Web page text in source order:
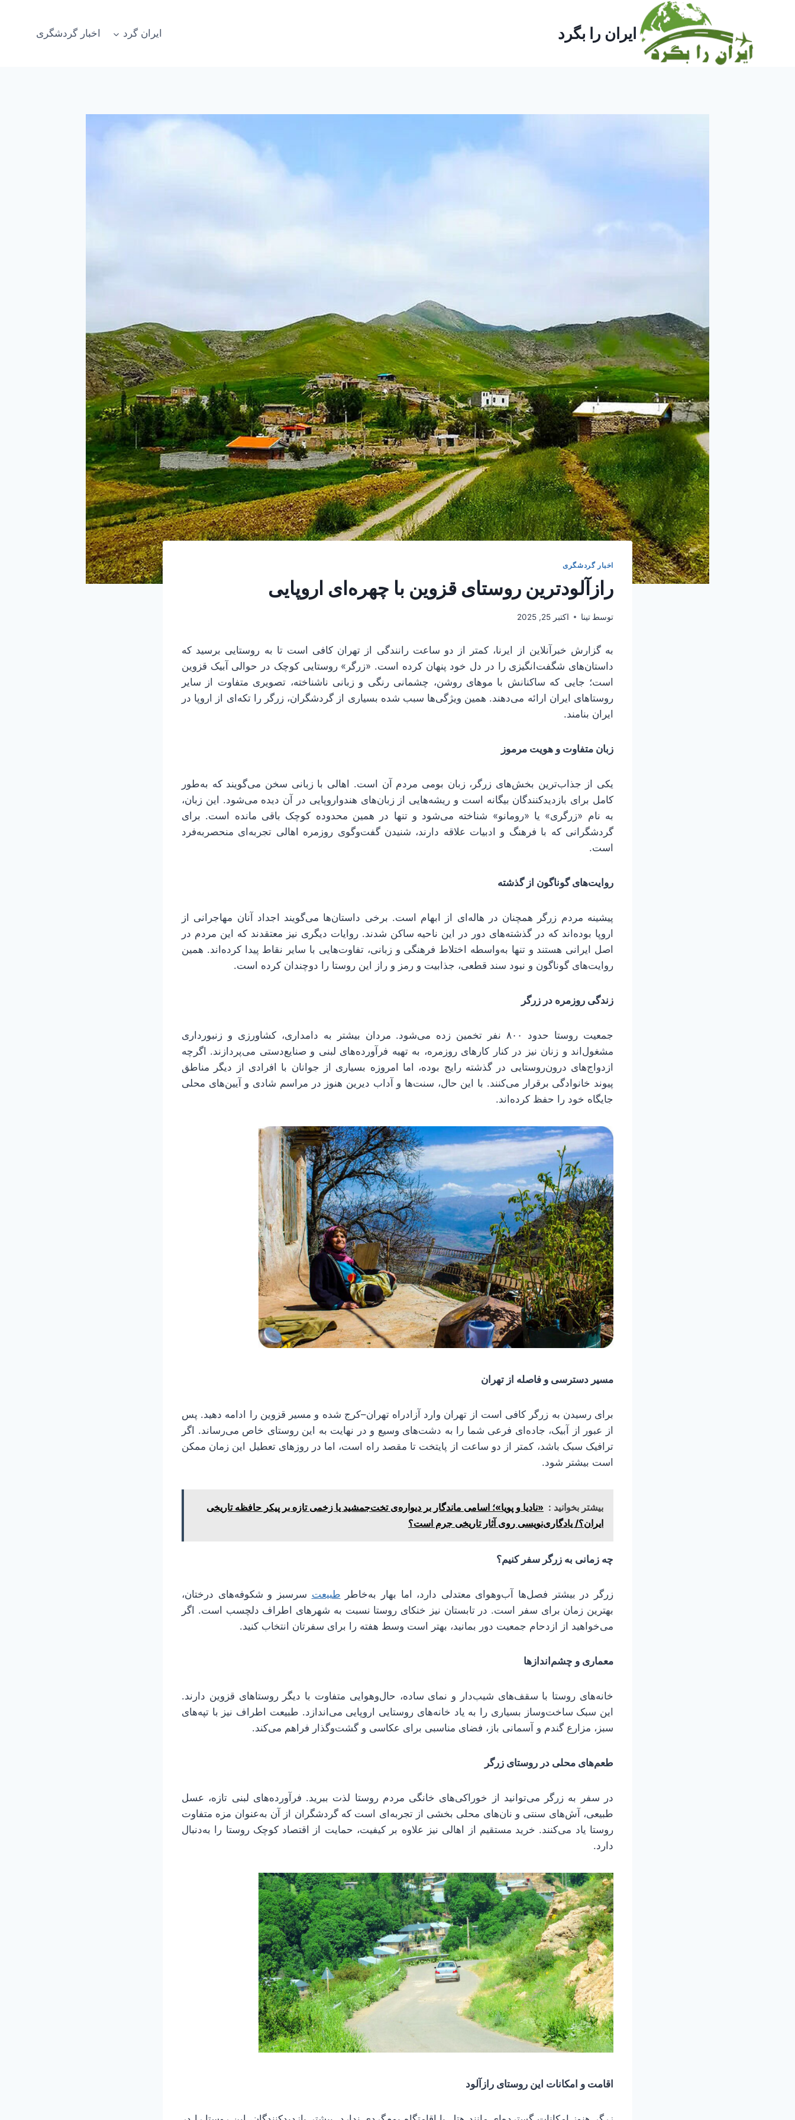
ایران را بگرد ایران گرد اخبار گردشگری
اخبار گردشگری
رازآلودترین روستای قزوین با چهره‌ای اروپایی
توسط تینا اکتبر 25, 2025
به گزارش خبرآنلاین از ایرنا، کمتر از دو ساعت رانندگی از تهران کافی است تا به روستایی برسید که
داستان‌های شگفت‌انگیزی را در دل خود پنهان کرده است. «زرگر» روستایی کوچک در حوالی آبیک قزوین
است؛ جایی که ساکنانش با موهای روشن، چشمانی رنگی و زبانی ناشناخته، تصویری متفاوت از سایر
روستاهای ایران ارائه می‌دهند. همین ویژگی‌ها سبب شده بسیاری از گردشگران، زرگر را تکه‌ای از اروپا در
ایران بنامند.
زبان متفاوت و هویت مرموز
یکی از جذاب‌ترین بخش‌های زرگر، زبان بومی مردم آن است. اهالی با زبانی سخن می‌گویند که به‌طور
کامل برای بازدیدکنندگان بیگانه است و ریشه‌هایی از زبان‌های هندواروپایی در آن دیده می‌شود. این زبان،
به نام «زرگری» یا «رومانو» شناخته می‌شود و تنها در همین محدوده کوچک باقی مانده است. برای
گردشگرانی که با فرهنگ و ادبیات علاقه دارند، شنیدن گفت‌وگوی روزمره اهالی تجربه‌ای منحصربه‌فرد
است.
روایت‌های گوناگون از گذشته
پیشینه مردم زرگر همچنان در هاله‌ای از ابهام است. برخی داستان‌ها می‌گویند اجداد آنان مهاجرانی از
اروپا بوده‌اند که در گذشته‌های دور در این ناحیه ساکن شدند. روایات دیگری نیز معتقدند که این مردم در
اصل ایرانی هستند و تنها به‌واسطه اختلاط فرهنگی و زبانی، تفاوت‌هایی با سایر نقاط پیدا کرده‌اند. همین
روایت‌های گوناگون و نبود سند قطعی، جذابیت و رمز و راز این روستا را دوچندان کرده است.
زندگی روزمره در زرگر
جمعیت روستا حدود ۸۰۰ نفر تخمین زده می‌شود. مردان بیشتر به دامداری، کشاورزی و زنبورداری
مشغول‌اند و زنان نیز در کنار کارهای روزمره، به تهیه فرآورده‌های لبنی و صنایع‌دستی می‌پردازند. اگرچه
ازدواج‌های درون‌روستایی در گذشته رایج بوده، اما امروزه بسیاری از جوانان با افرادی از دیگر مناطق
پیوند خانوادگی برقرار می‌کنند. با این حال، سنت‌ها و آداب دیرین هنوز در مراسم شادی و آیین‌های محلی
جایگاه خود را حفظ کرده‌اند.
مسیر دسترسی و فاصله از تهران
برای رسیدن به زرگر کافی است از تهران وارد آزادراه تهران–کرج شده و مسیر قزوین را ادامه دهید. پس
از عبور از آبیک، جاده‌ای فرعی شما را به دشت‌های وسیع و در نهایت به این روستای خاص می‌رساند. اگر
ترافیک سبک باشد، کمتر از دو ساعت از پایتخت تا مقصد راه است، اما در روزهای تعطیل این زمان ممکن
است بیشتر شود.
بیشتر بخوانید : «نادیا و پویا»؛ اسامی ماندگار بر دیواره‌ی تخت‌جمشید یا زخمی تازه بر پیکر حافظه تاریخی
ایران؟/ یادگاری‌نویسی روی آثار تاریخی جرم است؟
چه زمانی به زرگر سفر کنیم؟
زرگر در بیشتر فصل‌ها آب‌وهوای معتدلی دارد، اما بهار به‌خاطر طبیعت سرسبز و شکوفه‌های درختان،
بهترین زمان برای سفر است. در تابستان نیز خنکای روستا نسبت به شهرهای اطراف دلچسب است. اگر
می‌خواهید از ازدحام جمعیت دور بمانید، بهتر است وسط هفته را برای سفرتان انتخاب کنید.
معماری و چشم‌اندازها
خانه‌های روستا با سقف‌های شیب‌دار و نمای ساده، حال‌وهوایی متفاوت با دیگر روستاهای قزوین دارند.
این سبک ساخت‌وساز بسیاری را به یاد خانه‌های روستایی اروپایی می‌اندازد. طبیعت اطراف نیز با تپه‌های
سبز، مزارع گندم و آسمانی باز، فضای مناسبی برای عکاسی و گشت‌وگذار فراهم می‌کند.
طعم‌های محلی در روستای زرگر
در سفر به زرگر می‌توانید از خوراکی‌های خانگی مردم روستا لذت ببرید. فرآورده‌های لبنی تازه، عسل
طبیعی، آش‌های سنتی و نان‌های محلی بخشی از تجربه‌ای است که گردشگران از آن به‌عنوان مزه متفاوت
روستا یاد می‌کنند. خرید مستقیم از اهالی نیز علاوه بر کیفیت، حمایت از اقتصاد کوچک روستا را به‌دنبال
دارد.
اقامت و امکانات این روستای رازآلود